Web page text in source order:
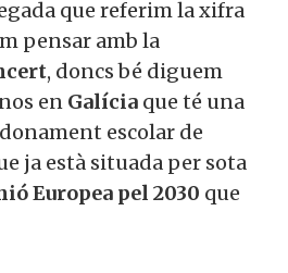
que referim la xifra
pensar amb la
, doncs bé diguem
en Galícia que té una
escolar de
ja està situada per sota
Europea pel 2030 que